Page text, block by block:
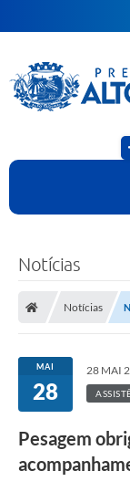
Notícias
Notícias
MAI
28
28 MAI
Pesagem